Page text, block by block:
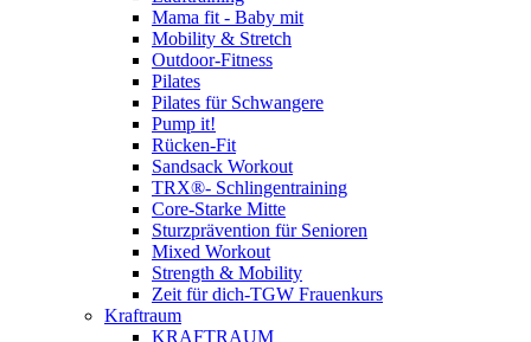
Mama fit - Baby mit
Mobility & Stretch
Outdoor-Fitness
Pilates
Pilates für Schwangere
Pump it!
Rücken-Fit
Sandsack Workout
TRX®- Schlingentraining
Core-Starke Mitte
Sturzprävention für Senioren
Mixed Workout
Strength & Mobility
Zeit für dich-TGW Frauenkurs
Kraftraum
KRAFTRAUM